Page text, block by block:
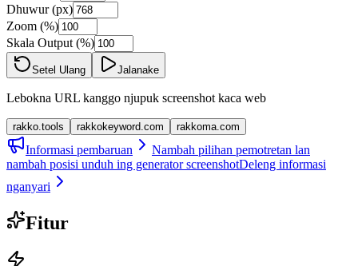
Dhuwur (px)
Zoom (%)
Skala Output (%)
Setel Ulang Jalanake
Lebokna URL kanggo njupuk screenshot kaca web
rakko.tools rakkokeyword.com rakkoma.com
Informasi pembaruan
Nambah pilihan pemotretan lan
nambah posisi unduh ing generator screenshotDeleng informasi
nganyari
Fitur